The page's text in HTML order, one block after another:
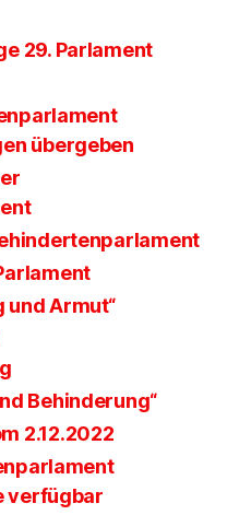
29. Parlament
übergeben
und Armut“
Behinderung“
2.12.2022
verfügbar